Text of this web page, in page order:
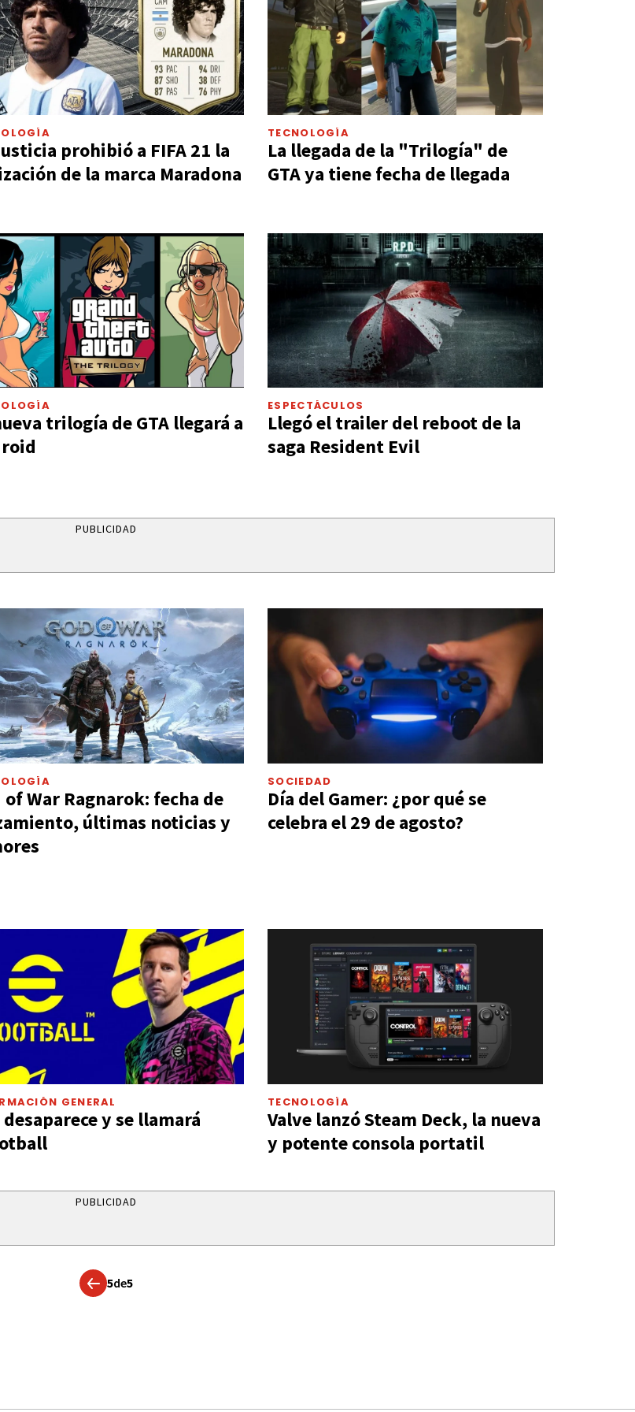
prohibió a FIFA 21 la
de la marca Maradona
TECNOLOGÍA
La llegada de la "Trilogía" de
GTA ya tiene fecha de llegada
trilogía de GTA llegará a
ESPECTÁCULOS
Llegó el trailer del reboot de la
saga Resident Evil
PUBLICIDAD
of War Ragnarok: fecha de
últimas noticias y
SOCIEDAD
Día del Gamer: ¿por qué se
celebra el 29 de agosto?
GENERAL
desaparece y se llamará
TECNOLOGÍA
Valve lanzó Steam Deck, la nueva
y potente consola portatil
PUBLICIDAD
5de5